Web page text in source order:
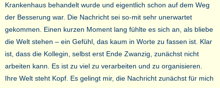
Krankenhaus behandelt wurde und eigentlich schon auf dem Weg
der Besserung war. Die Nachricht sei so-mit sehr unerwartet
gekommen. Einen kurzen Moment lang fühlte es sich an, als bliebe
die Welt stehen – ein Gefühl, das kaum in Worte zu fassen ist. Klar
ist, dass die Kollegin, selbst erst Ende Zwanzig, zunächst nicht
arbeiten kann. Es ist zu viel zu verarbeiten und zu organisieren.
Ihre Welt steht Kopf. Es gelingt mir, die Nachricht zunächst für mich